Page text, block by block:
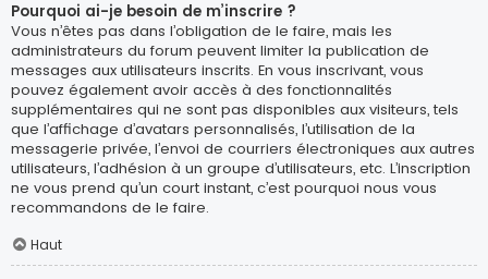
Pourquoi ai-je besoin de m’inscrire ?
Vous n’êtes pas dans l’obligation de le faire, mais les
administrateurs du forum peuvent limiter la publication de
messages aux utilisateurs inscrits. En vous inscrivant, vous
pouvez également avoir accès à des fonctionnalités
supplémentaires qui ne sont pas disponibles aux visiteurs, tels
que l’affichage d’avatars personnalisés, l’utilisation de la
messagerie privée, l’envoi de courriers électroniques aux autres
utilisateurs, l’adhésion à un groupe d’utilisateurs, etc. L’inscription
ne vous prend qu’un court instant, c’est pourquoi nous vous
recommandons de le faire.
Haut